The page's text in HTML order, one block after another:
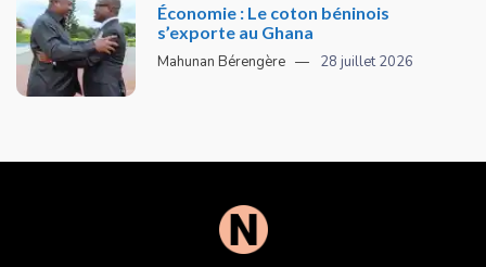
Économie : Le coton béninois
s’exporte au Ghana
Mahunan Bérengère 28 juillet 2026